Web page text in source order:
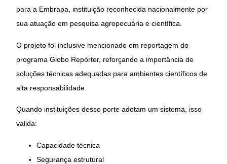
para a Embrapa, instituição reconhecida nacionalmente por
sua atuação em pesquisa agropecuária e científica.
O projeto foi inclusive mencionado em reportagem do
programa Globo Repórter, reforçando a importância de
soluções técnicas adequadas para ambientes científicos de
alta responsabilidade.
Quando instituições desse porte adotam um sistema, isso
valida:
Capacidade técnica
Segurança estrutural